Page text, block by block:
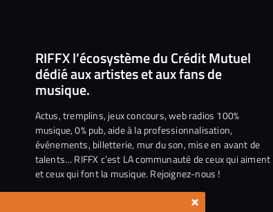
RIFFX l’écosystème du Crédit Mutuel
dédié aux artistes et aux fans de
musique.
Actus, tremplins, jeux concours, web radios 100%
musique, 0% pub, aide à la professionnalisation,
événements, billetterie, mur du son, mise en avant de
talents… RIFFX c’est LA communauté de ceux qui aiment
et ceux qui font la musique. Rejoignez-nous !
×